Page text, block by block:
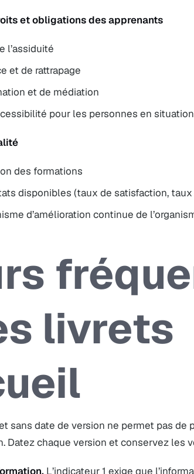
et obligations des apprenants
l’assiduité
et de rattrapage
et de médiation
pour les personnes en
des formations
disponibles (taux de satisfaction, taux
d’amélioration continue de
livrets
sans date de version ne permet pas de
Datez chaque version et conservez les
L’indicateur 1 exige que